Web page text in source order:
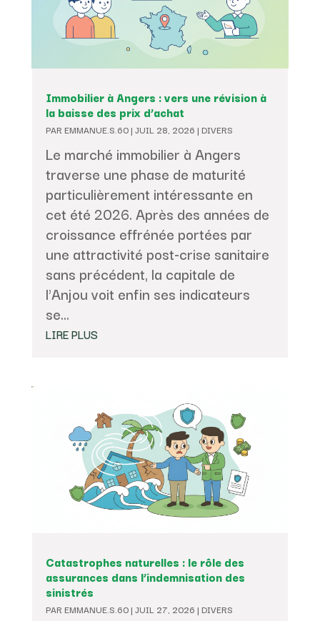
Immobilier à Angers : vers une révision à
la baisse des prix d’achat
PAR EMMANUE.S.60| JUIL 28, 2026 | DIVERS
Le marché immobilier à Angers
traverse une phase de maturité
particulièrement intéressante en
cet été 2026. Après des années de
croissance effrénée portées par
une attractivité post-crise sanitaire
sans précédent, la capitale de
l'Anjou voit enfin ses indicateurs
se...
LIRE PLUS
Catastrophes naturelles : le rôle des
assurances dans l’indemnisation des
sinistrés
PAR EMMANUE.S.60| JUIL 27, 2026 | DIVERS